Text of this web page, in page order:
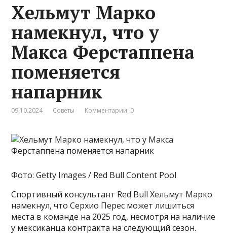
Хельмут Марко
намекнул, что у
Макса Ферстаппена
поменяется
напарник
09.10.2024 Советы Комментарии: 0
Фото: Getty Images / Red Bull Content Pool
Спортивный консультант Red Bull Хельмут Марко
намекнул, что Серхио Перес может лишиться
места в команде на 2025 год, несмотря на наличие
у мексиканца контракта на следующий сезон.